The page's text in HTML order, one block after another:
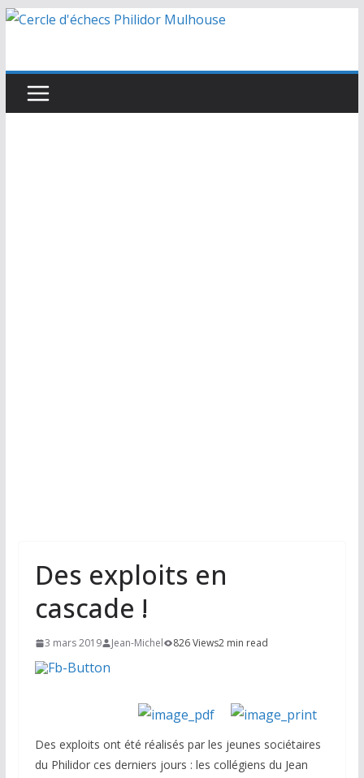
Passer
Des exploits en
cascade !
3 mars 2019 Jean-Michel 826 Views2 min read
Des exploits ont été réalisés par les jeunes sociétaires
du Philidor ces derniers jours : les collégiens du Jean